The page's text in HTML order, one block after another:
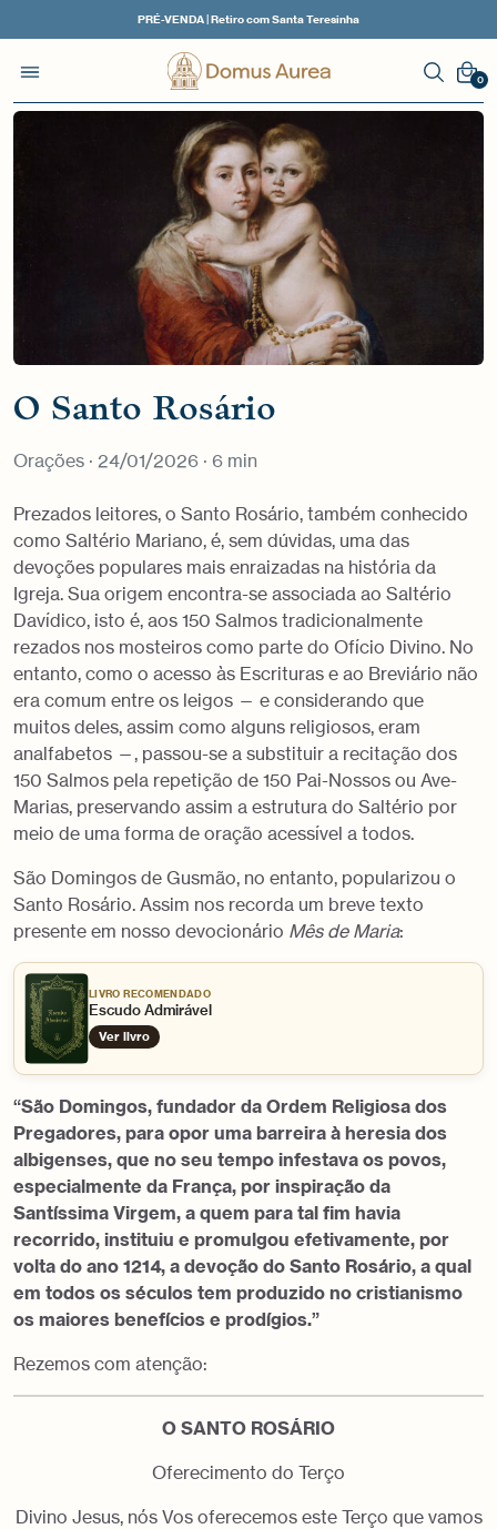
PRÉ-VENDA | Retiro com Santa Teresinha
0
O Santo Rosário
Orações · 24/01/2026 · 6 min
Prezados leitores, o Santo Rosário, também conhecido
como Saltério Mariano, é, sem dúvidas, uma das
devoções populares mais enraizadas na história da
Igreja. Sua origem encontra-se associada ao Saltério
Davídico, isto é, aos 150 Salmos tradicionalmente
rezados nos mosteiros como parte do Ofício Divino. No
entanto, como o acesso às Escrituras e ao Breviário não
era comum entre os leigos — e considerando que
muitos deles, assim como alguns religiosos, eram
analfabetos —, passou-se a substituir a recitação dos
150 Salmos pela repetição de 150 Pai-Nossos ou Ave-
Marias, preservando assim a estrutura do Saltério por
meio de uma forma de oração acessível a todos.
São Domingos de Gusmão, no entanto, popularizou o
Santo Rosário. Assim nos recorda um breve texto
presente em nosso devocionário Mês de Maria:
LIVRO RECOMENDADO
Escudo Admirável
Ver livro
“São Domingos, fundador da Ordem Religiosa dos
Pregadores, para opor uma barreira à heresia dos
albigenses, que no seu tempo infestava os povos,
especialmente da França, por inspiração da
Santíssima Virgem, a quem para tal fim havia
recorrido, instituiu e promulgou efetivamente, por
volta do ano 1214, a devoção do Santo Rosário, a qual
em todos os séculos tem produzido no cristianismo
os maiores benefícios e prodígios.”
Rezemos com atenção:
O SANTO ROSÁRIO
Oferecimento do Terço
Divino Jesus, nós Vos oferecemos este Terço que vamos